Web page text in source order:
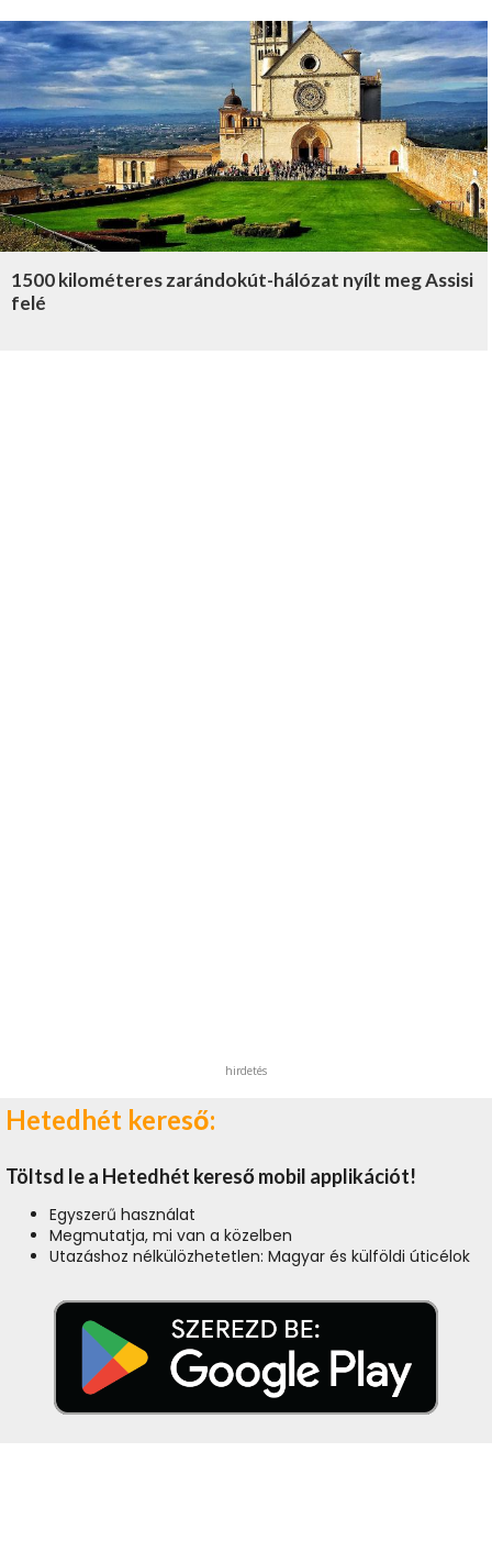
1500 kilométeres zarándokút-hálózat nyílt meg Assisi
felé
hirdetés
Hetedhét kereső:
Töltsd le a Hetedhét kereső mobil applikációt!
Egyszerű használat
Megmutatja, mi van a közelben
Utazáshoz nélkülözhetetlen: Magyar és külföldi úticélok